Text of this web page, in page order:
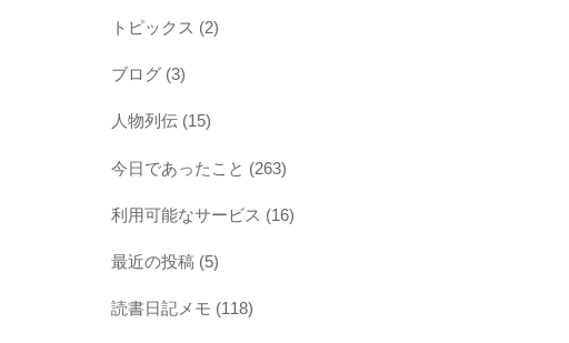
トピックス (2)
ブログ (3)
人物列伝 (15)
今日であったこと (263)
利用可能なサービス (16)
最近の投稿 (5)
読書日記メモ (118)